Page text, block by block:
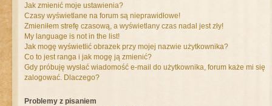
Jak zmienić moje ustawienia?
Czasy wyświetlane na forum są nieprawidłowe!
Zmieniłem strefę czasową, a wyświetlany czas nadal jest zły!
My language is not in the list!
Jak mogę wyświetlić obrazek przy mojej nazwie użytkownika?
Co to jest ranga i jak mogę ją zmienić?
Gdy próbuję wysłać wiadomość e-mail do użytkownika, forum każe mi się
zalogować. Dlaczego?
Problemy z pisaniem